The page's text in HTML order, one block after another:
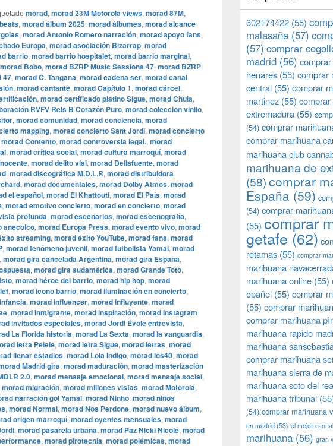
morad, morad 23M Motorola views, morad 87M,
, morad álbum 2025, morad álbumes, morad alcance
, morad Antonio Romero narración, morad apoyo fans,
Europa, morad asociación Bizarrap, morad
barrio, morad barrio hospitalet, morad barrio marginal,
morad Bobo, morad BZRP Music Sessions 47, morad BZRP
47, morad C. Tangana, morad cadena ser, morad canal
, morad cantante, morad Capítulo 1, morad cárcel,
, morad certificado platino Sigue, morad Chula,
RVFV Rels B Corazón Puro, morad coleccion vinilo,
, morad comunidad, morad conciencia, morad
mapping, morad concierto Sant Jordi, morad concierto
morad Contento, morad controversia legal., morad
, morad crítica social, morad cultura marroquí, morad
, morad delito vial, morad Dellafuente, morad
, morad discográfica M.D.L.R, morad distribuidora
, morad documentales, morad Dolby Atmos, morad
el español, morad El Khattouti, morad El País, morad
, morad emotivo concierto, morad en concierto, morad
profunda, morad escenarios, morad escenografía,
anecoico, morad Europa Press, morad evento vivo, morad
streaming, morad éxito YouTube, morad fans, morad
, morad fenómeno juvenil, morad futbolista Yamal, morad
, morad gira cancelada Argentina, morad gira España,
, morad gira sudamérica, morad Grande Toto,
, morad héroe del barrio, morad hip hop, morad
, morad icono barrio, morad iluminación en concierto,
, morad influencer, morad influyente, morad
, morad inmigrante, morad inspiración, morad Instagram
invitados especiales, morad Jordi Évole entrevista,
La Florida historia, morad La Sexta, morad la vanguardia,
letra Pelele, morad letra Sigue, morad letras, morad
llenar estadios, morad Lola Indigo, morad los40, morad
Madrid gira, morad maduración, morad masterización
2.0, morad mensaje emocional, morad mensaje social,
morad migración, morad millones vistas, morad Motorola,
narración gol Yamal, morad Ninho, morad niños
, morad Normal, morad Nos Perdone, morad nuevo álbum,
origen marroquí, morad oyentes mensuales, morad
, morad pasarela urbana, morad Paz Nicki Nicole, morad
, morad pirotecnia, morad polémicas, morad
602174422 (55)
malasaña (57)
(57) comprar
madrid (56)
henares (55) comprar
central (55) comprar
martinez (55)
extremadura (55)
(54) comprar
comprar marihuana
marihuana club
marihuana de
(58)comprar
España (59)
(54) comprar
(55) comprar
getafe (62)
retamas (55) comprar
marihuana
marihuana online (55)
opañel (55) comprar
(55) comprar
comprar marihuana
marihuana rapido
marihuana
comprar marihuana
marihuana sierra de
marihuana soto del
marihuana tribunal
(54) comprar marihuana
en madrid (53) el mejor
marihuana (56) gran